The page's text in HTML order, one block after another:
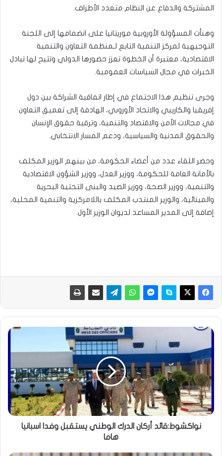
المشتركة والدفاع عن النظام متعدد الأطراف.
وهنأت المسؤولة الأوروبية موريتانيا على انضمامها إلى اللجنة
التوجيهية لمركز التنمية التابع لـمنظمة التعاون والتنمية
الاقتصادية، معتبرة أن الخطوة تعزز حضورها الدولي وتتيح لها تبادل
الخبرات في مجال السياسات العمومية.
وجرى تنظيم هذا الاجتماع في إطار اتفاقية الشراكة بين دول
إفريقيا والكاريبي والاتحاد الأوروبي، الهادفة إلى تعميق التعاون
في مجالات الأمن والاقتصاد والتنمية، وترقية حقوق الإنسان
والحقوق المدنية والسياسية، ودعم المسار الانتخابي.
وحضر اللقاء عدد من أعضاء الحكومة، من بينهم الوزير المكلف
بالأمانة العامة للحكومة، ووزير العدل، ووزير الشؤون الاقتصادية
والتنمية، ووزير الصحة، ووزير الصيد والبنى التحتية البحرية
والمينائية، والوزير المنتدب المكلف باللامركزية والتنمية المحلية،
إضافة إلى المدير المساعد لديوان الوزير الأول.
نواكشوط:قائد أركان الدرك الوطني يستقبل وفدا اسبانيا
هاما